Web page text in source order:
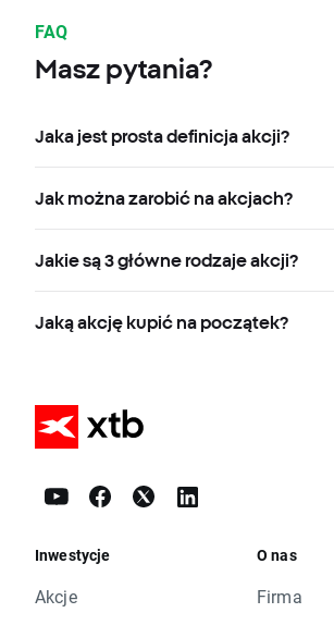
FAQ
Masz pytania?
Jaka jest prosta definicja akcji?
Jak można zarobić na akcjach?
Jakie są 3 główne rodzaje akcji?
Jaką akcję kupić na początek?
Inwestycje
Akcje
O nas
Firma